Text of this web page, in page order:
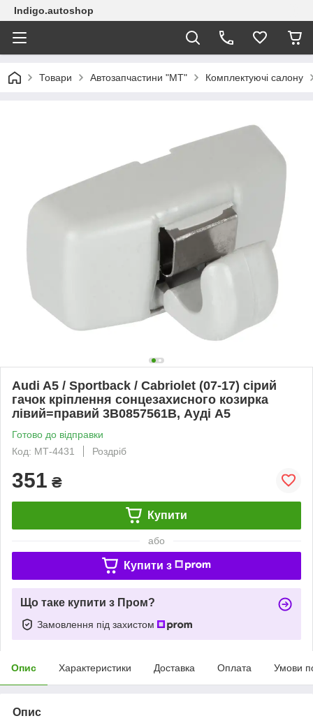
Indigo.autoshop
Товари Автозапчастини "МТ" Комплектуючі салону
Audi A5 / Sportback / Cabriolet (07-17) сірий
гачок кріплення сонцезахисного козирка
лівий=правий 3B0857561B, Ауді А5
Готово до відправки
Код: МТ-4431
Роздріб
351 ₴
Купити
або
Купити з
Що таке купити з Пром?
Замовлення під захистом
Опис Характеристики Доставка Оплата Умови
Опис